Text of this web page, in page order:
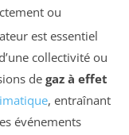
ou
est essentiel
collectivité ou
de gaz à effet
, entraînant
événements